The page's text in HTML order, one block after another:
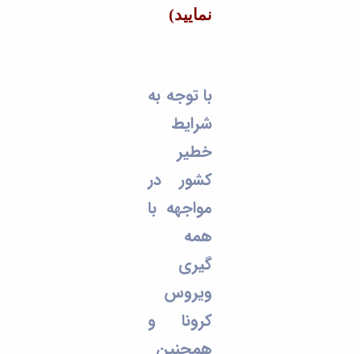
نمایید)
با توجه به
شرایط
خطیر
کشور در
مواجهه با
همه
گیری
ویروس
کرونا و
همچنین